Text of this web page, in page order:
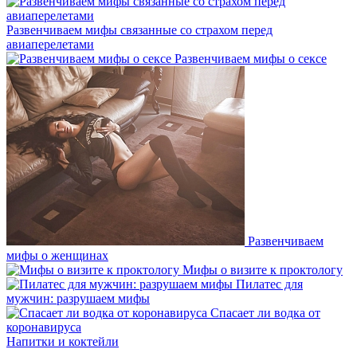
Развенчиваем мифы связанные со страхом перед
авиаперелетами
Развенчиваем мифы о сексе
Развенчиваем
мифы о женщинах
Мифы о визите к проктологу
Пилатес для
мужчин: разрушаем мифы
Спасает ли водка от
коронавируса
Напитки и коктейли